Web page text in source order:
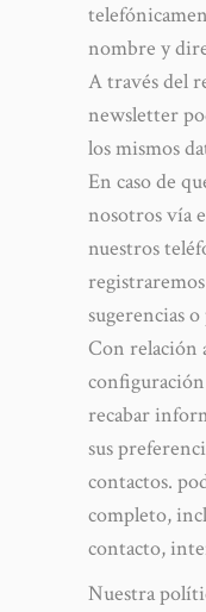
nombre y
A través del
newsletter
los mismos
En caso de
nosotros vía
nuestros
sugerencias
Con relación
recabar
sus
contactos.
completo,
contacto,
Nuestra